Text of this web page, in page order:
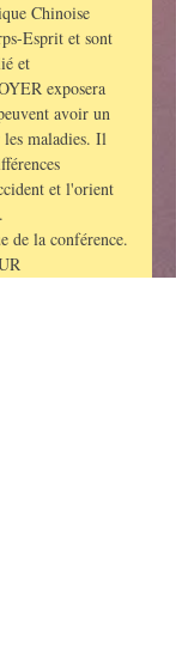
Chinoise
Esprit et sont
et
exposera
avoir un
maladies. Il
et l'orient
de la conférence.